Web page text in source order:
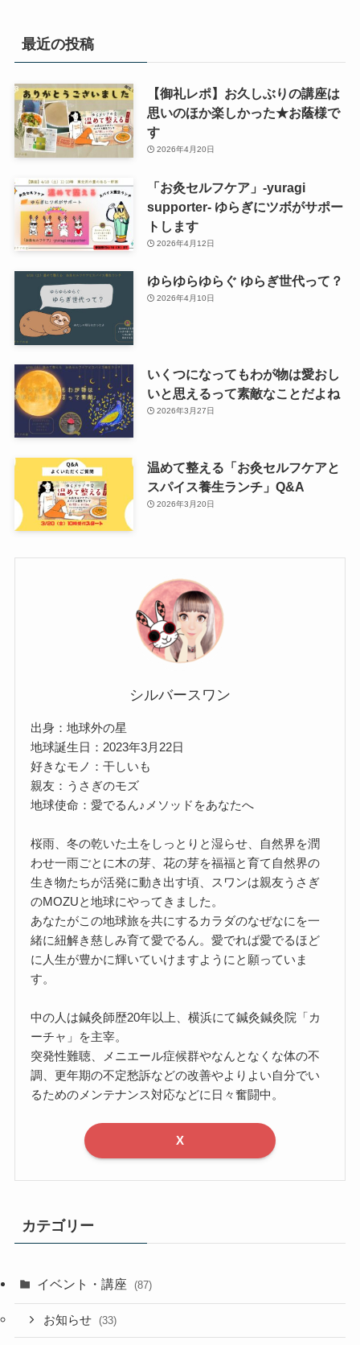
最近の投稿
【御礼レポ】お久しぶりの講座は
思いのほか楽しかった★お蔭様で
す
2026年4月20日
「お灸セルフケア」-yuragi
supporter- ゆらぎにツボがサポー
トします
2026年4月12日
ゆらゆらゆらぐ ゆらぎ世代って？
2026年4月10日
いくつになってもわが物は愛おし
いと思えるって素敵なことだよね
2026年3月27日
温めて整える「お灸セルフケアと
スパイス養生ランチ」Q&A
2026年3月20日
シルバースワン
出身：地球外の星
地球誕生日：2023年3月22日
好きなモノ：干しいも
親友：うさぎのモズ
地球使命：愛でるん♪メソッドをあなたへ
桜雨、冬の乾いた土をしっとりと湿らせ、自然界を潤
わせ一雨ごとに木の芽、花の芽を福福と育て自然界の
生き物たちが活発に動き出す頃、スワンは親友うさぎ
のMOZUと地球にやってきました。
あなたがこの地球旅を共にするカラダのなぜなにを一
緒に紐解き慈しみ育て愛でるん。愛でれば愛でるほど
に人生が豊かに輝いていけますようにと願っていま
す。
中の人は鍼灸師歴20年以上、横浜にて鍼灸鍼灸院「カ
ーチャ」を主宰。
突発性難聴、メニエール症候群やなんとなくな体の不
調、更年期の不定愁訴などの改善やよりよい自分でい
るためのメンテナンス対応などに日々奮闘中。
X
カテゴリー
イベント・講座 (87)
お知らせ (33)